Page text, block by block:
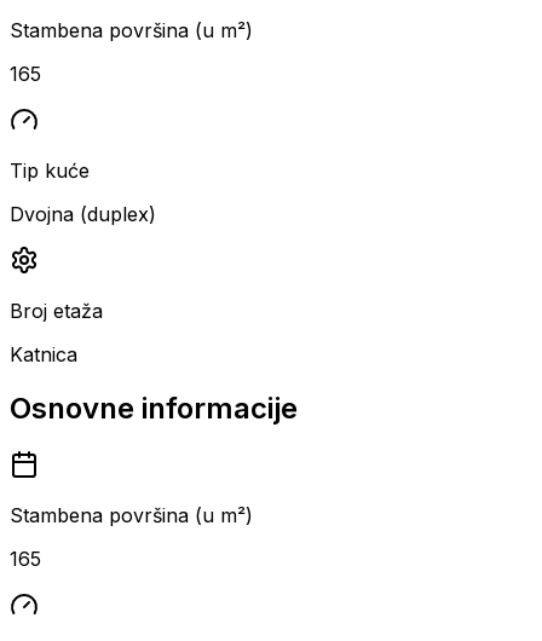
Stambena površina (u m²)
165
Tip kuće
Dvojna (duplex)
Broj etaža
Katnica
Osnovne informacije
Stambena površina (u m²)
165